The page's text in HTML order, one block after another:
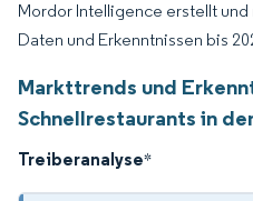
Mordor Intelligence erstellt
Daten und Erkenntnissen bis
Markttrends und
Schnellrestaurants in
Treiberanalyse*